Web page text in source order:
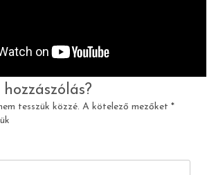
tesszük közzé. A kötelező mezőket *